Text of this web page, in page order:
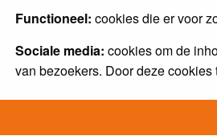
Functioneel: cookies die er voor
Sociale media: cookies om de
van bezoekers. Door deze
uploadalbum